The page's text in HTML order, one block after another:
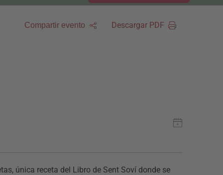
Compartir evento Descargar PDF
única receta del Libro de Sent Soví donde se